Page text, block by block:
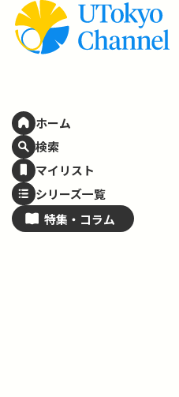
ホーム
検索
マイリスト
シリーズ一覧
特集・ コラム